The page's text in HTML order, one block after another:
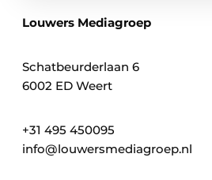
Louwers Mediagroep
Schatbeurderlaan 6
6002 ED Weert
+31 495 450095
info@louwersmediagroep.nl